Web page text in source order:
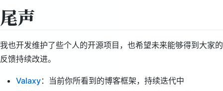
尾声
我也开发维护了些个人的开源项目，也希望未来能够得到大家的
反馈持续改进。
Valaxy：当前你所看到的博客框架，持续迭代中